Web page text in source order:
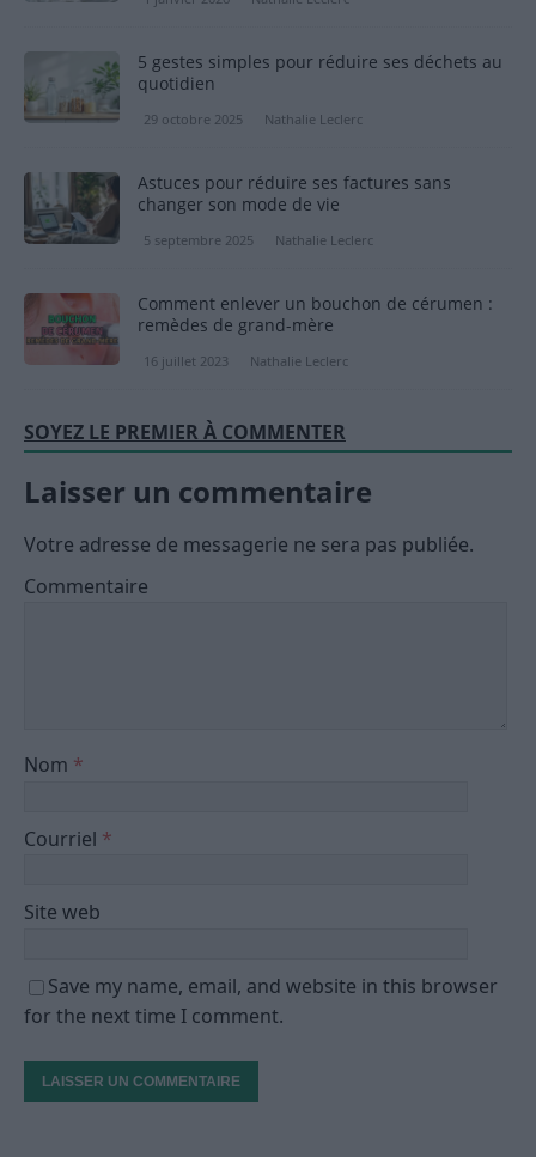
5 gestes simples pour réduire ses déchets au
quotidien
29 octobre 2025 Nathalie Leclerc
Astuces pour réduire ses factures sans
changer son mode de vie
5 septembre 2025 Nathalie Leclerc
Comment enlever un bouchon de cérumen :
remèdes de grand-mère
16 juillet 2023 Nathalie Leclerc
SOYEZ LE PREMIER À COMMENTER
Laisser un commentaire
Votre adresse de messagerie ne sera pas publiée.
Commentaire
Nom *
Courriel *
Site web
Save my name, email, and website in this browser
for the next time I comment.